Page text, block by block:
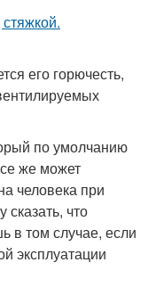
его горючесть,
по умолчанию
же может
человека при
что
в том случае, если
эксплуатации